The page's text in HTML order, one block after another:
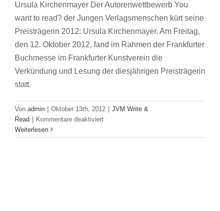
Ursula Kirchenmayer Der Autorenwettbewerb You
want to read? der Jungen Verlagsmenschen kürt seine
Preisträgerin 2012: Ursula Kirchenmayer. Am Freitag,
den 12. Oktober 2012, fand im Rahmen der Frankfurter
Buchmesse im Frankfurter Kunstverein die
Verkündung und Lesung der diesjährigen Preisträgerin
statt.
Von admin Oktober 13th, 2012
JVM Write &
Read
Kommentare deaktiviertfür
ist
Weiterlesen